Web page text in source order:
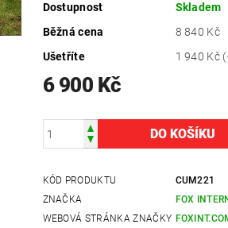
Dostupnost
Skladem
Běžná cena
8 840 Kč
Ušetříte
1 940 Kč
6 900 Kč
KÓD PRODUKTU
CUM221
ZNAČKA
FOX
WEBOVÁ STRÁNKA ZNAČKY